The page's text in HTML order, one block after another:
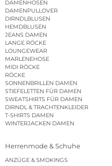
DAMENHOSEN
DAMENPULLOVER
DIRNDLBLUSEN
HEMDBLUSEN
JEANS DAMEN
LANGE RÖCKE
LOUNGEWEAR
MARLENEHOSE
MIDI RÖCKE
RÖCKE
SONNENBRILLEN DAMEN
STIEFELETTEN FÜR DAMEN
SWEATSHIRTS FÜR DAMEN
DIRNDL & TRACHTENKLEIDER
T-SHIRTS DAMEN
WINTERJACKEN DAMEN
Herrenmode & Schuhe
ANZÜGE & SMOKINGS